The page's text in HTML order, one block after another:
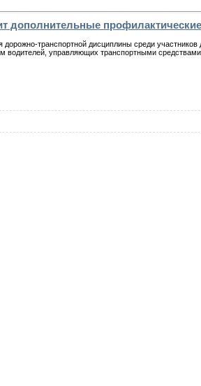
дополнительные
транспортной дисциплины среди участников
водителей, управляющих транспортными